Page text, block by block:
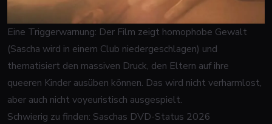
Eine Triggerwarnung: Der Film zeigt homophobe Gewalt
(Sascha wird in einem Club niedergeschlagen) und
thematisiert den massiven Druck, den Eltern auf ihre
queeren Kinder ausüben können. Das wird nicht verharmlost,
aber auch nicht voyeuristisch ausgespielt.
Schwierig zu finden: Saschas DVD-Status 2026